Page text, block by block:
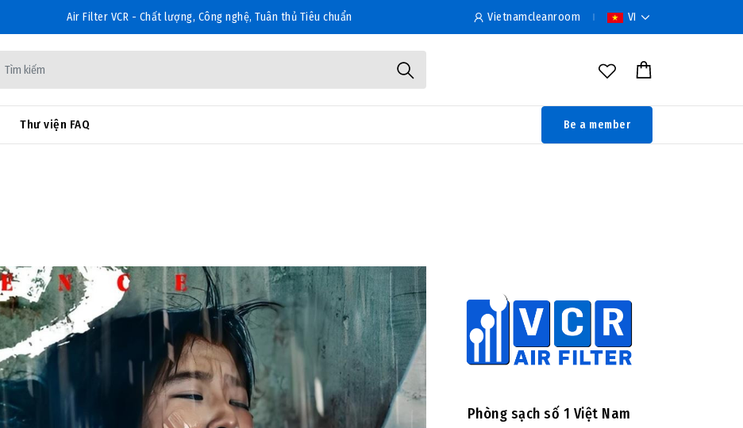
Air Filter VCR - Chất lượng, Công nghệ, Tuân thủ Tiêu chuẩn Vietnamcleanroom VI
Thư viện FAQ Be a member
Phòng sạch số 1 Việt Nam